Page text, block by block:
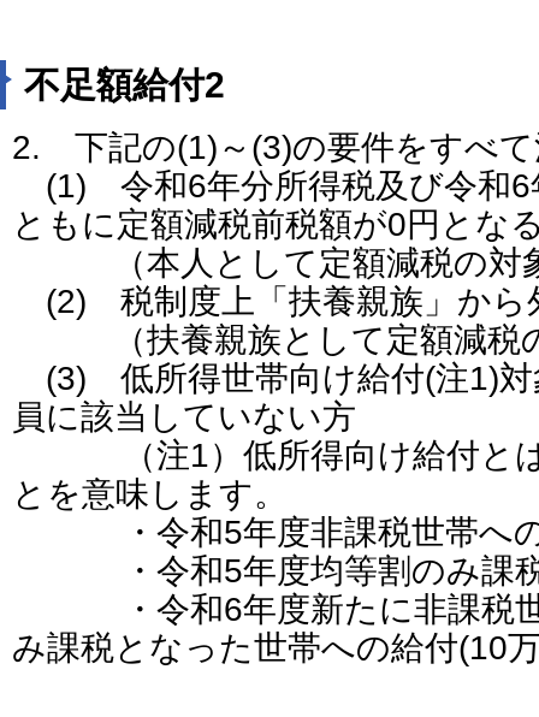
不足額給付2
2. 下記の(1)～(3)の要件をすべ
(1) 令和6年分所得税及び令和6
ともに定額減税前税額が0円とな
（本人として定額減税の対
(2) 税制度上「扶養親族」か
（扶養親族として定額減税の
(3) 低所得世帯向け給付(注1)対
員に該当していない方
（注1）低所得向け給付とは
とを意味します。
・令和5年度非課税世帯への
・令和5年度均等割のみ課税
・令和6年度新たに非課税世
み課税となった世帯への給付(10